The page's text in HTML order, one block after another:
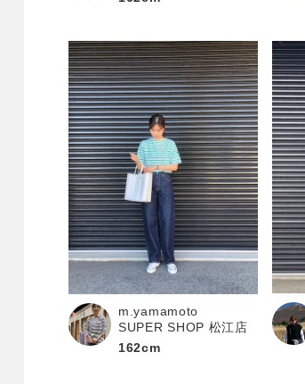
m.yamamoto
SUPER SHOP 松江店
162cm